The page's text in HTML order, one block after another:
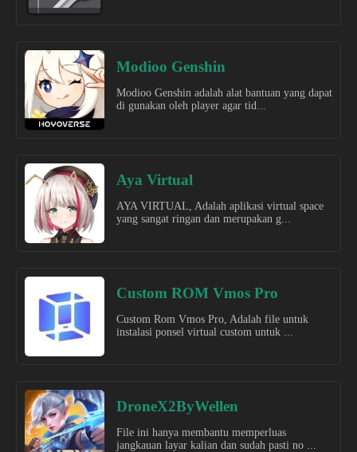
Modioo Genshin
Modioo Genshin adalah alat bantuan yang dapat
di gunakan oleh player agar tid...
Aya Virtual
AYA VIRTUAL, Adalah aplikasi virtual space
yang sangat ringan dan merupakan g...
Custom ROM Vmos Pro
Custom Rom Vmos Pro, Adalah file untuk
instalasi ponsel virtual custom untuk ...
DroneX2ByWellen
File ini hanya membantu memperluas
jangkauan layar kalian dan sudah pasti no ...